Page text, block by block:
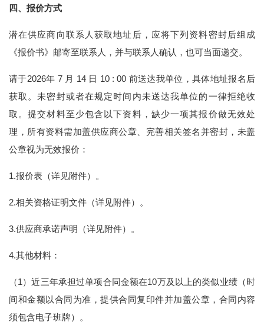
四、报价方式
潜在供应商向联系人获取地址后，应将下列资料密封后组成
《报价书》邮寄至联系人，并与联系人确认，也可当面递交。
请于2026年 7 月 14 日 10 : 00 前送达我单位，具体地址报名后
获取。未密封或者在规定时间内未送达我单位的一律拒绝收
取。提交材料至少包含以下资料，缺少一项其报价做无效处
理，所有资料需加盖供应商公章、完善相关签名并密封，未盖
公章视为无效报价：
1.报价表（详见附件）。
2.相关资格证明文件（详见附件）。
3.供应商承诺声明（详见附件）。
4.其他材料：
（1）近三年承担过单项合同金额在10万及以上的类似业绩（时
间和金额以合同为准，提供合同复印件并加盖公章，合同内容
须包含电子班牌）。